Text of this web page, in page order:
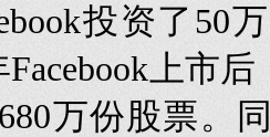
投资了50
上市
万份股票。